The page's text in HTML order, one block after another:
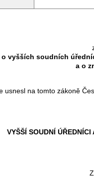
o vyšších soudních
a o
na tomto zákoně
VYŠŠÍ SOUDNÍ